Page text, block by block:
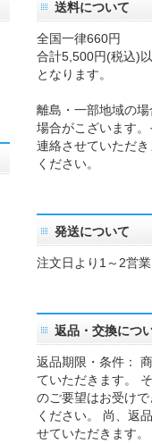
送料について
全国一律660円
合計5,500円(税込)
となります。
離島・一部地域の
場合がこざいます
連絡させていただ
ください。
発送について
注文日より1～2営
返品・交換につ
返品期限・条件：
ていただきます。
のご要望はお受け
ください。 尚、返
せていただきます。